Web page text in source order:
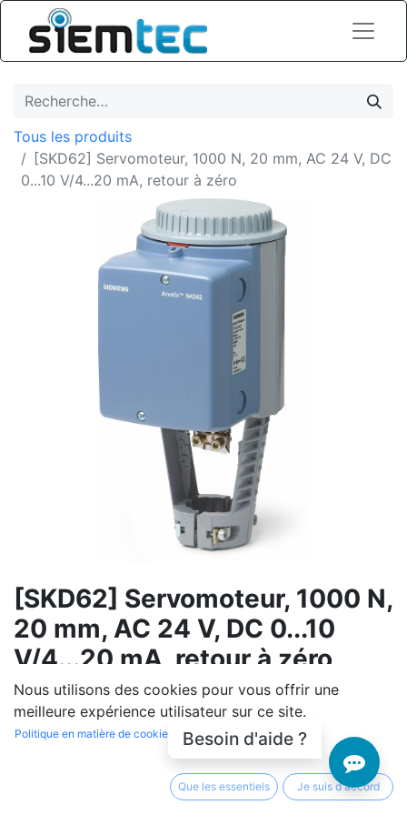
Tous les produits
[SKD62] Servomoteur, 1000 N, 20 mm, AC 24 V, DC
0...10 V/4...20 mA, retour à zéro
[SKD62] Servomoteur, 1000 N,
20 mm, AC 24 V, DC 0...10
V/4...20 mA, retour à zéro
(0 avis)
Avec fonction de sécurité. Protection contre les
surcharges en fonction de la course, coupure
électronique en position de fin de course. Avec boîtier
en aluminium coulé sous pression et collier pour
Nous utilisons des cookies pour vous offrir une
meilleure expérience utilisateur sur ce site.
Politique en matière de cookies
Que les essentiels Je suis d'accord
Besoin d'aide ?